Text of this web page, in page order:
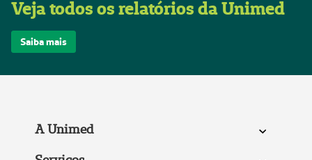
Veja todos os relatórios da Unimed
Saiba mais
A Unimed